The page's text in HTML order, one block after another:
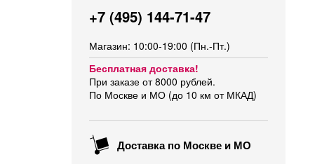
+7 (495) 144-71-47
Магазин: 10:00-19:00 (Пн.-Пт.)
Бесплатная доставка!
При заказе от 8000 рублей.
По Москве и МО (до 10 км от МКАД)
Доставка по Москве и МО